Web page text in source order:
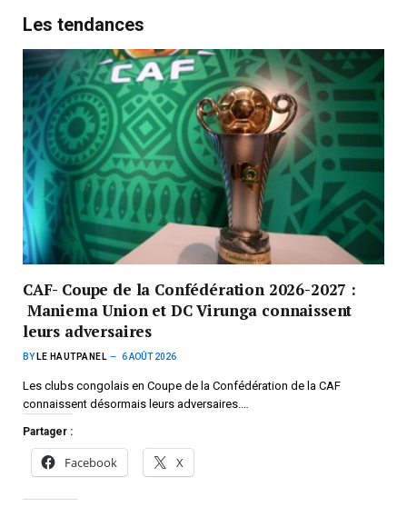
Les tendances
CAF- Coupe de la Confédération 2026-2027 :
Maniema Union et DC Virunga connaissent
leurs adversaires
BY LE HAUTPANEL 6 AOÛT 2026
Les clubs congolais en Coupe de la Confédération de la CAF
connaissent désormais leurs adversaires.…
Partager :
Facebook X